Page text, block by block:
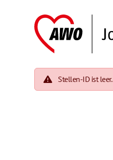
Stellen-ID ist leer.